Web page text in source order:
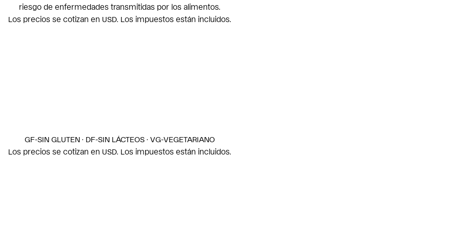
riesgo de enfermedades transmitidas por los alimentos.
Los precios se cotizan en USD. Los impuestos están incluidos.
GF-SIN GLUTEN · DF-SIN LÁCTEOS · VG-VEGETARIANO
Los precios se cotizan en USD. Los impuestos están incluidos.